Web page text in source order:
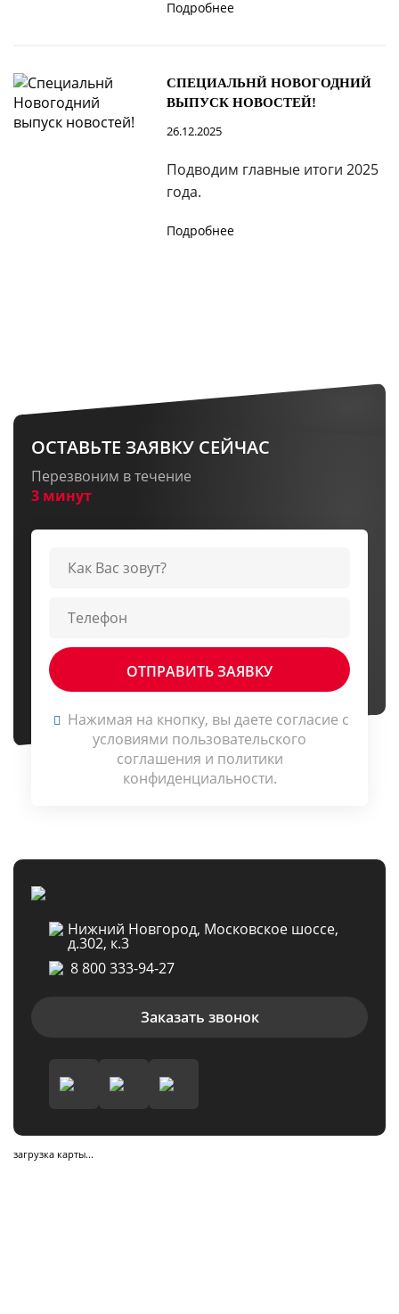
Подробнее
СПЕЦИАЛЬНЙ НОВОГОДНИЙ
ВЫПУСК НОВОСТЕЙ!
26.12.2025
Подводим главные итоги 2025
года.
Подробнее
ОСТАВЬТЕ ЗАЯВКУ СЕЙЧАС
Перезвоним в течение
3 минут
Нажимая на кнопку, вы даете согласие c
условиями пользовательского
соглашения и политики
конфиденциальности.
Нижний Новгород, Московское шоссе,
д.302, к.3
8 800 333-94-27
Заказать звонок
загрузка карты...